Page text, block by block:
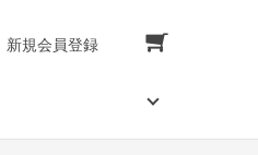
新規会員登録